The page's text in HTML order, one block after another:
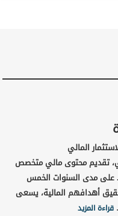
المالي
تقديم محتوى مالي متخصص
على مدى السنوات الخمس
أهدافهم المالية، يسعى
قراءة المزيد